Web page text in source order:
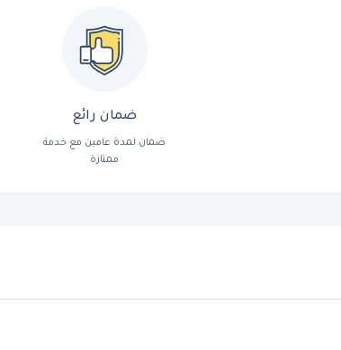
ضمان رائع
ضمان لمدة عامين مع خدمة
ممتازة